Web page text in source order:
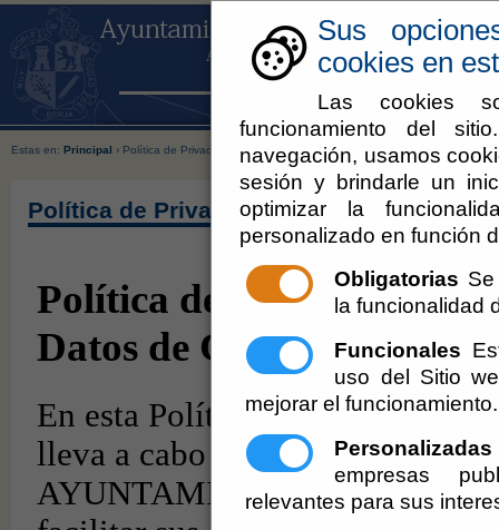
Sus
cookies en
Las cookies
funcionamiento del
navegación, usamos
sesión y brindarle un
optimizar la
personalizado en función
Obligatorias
la funcionalidad
Funcionales
uso del Sitio
mejorar el funcionamiento.
Personalizadas
empresas
relevantes para sus
Estas en: Principal › Política de Privacidad
Política de Privacidad